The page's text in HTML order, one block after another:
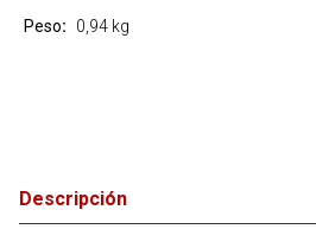
Descripción
Peso 0,94 kg